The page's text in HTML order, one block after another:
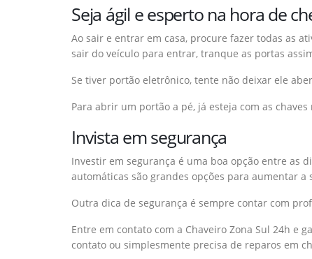
Seja ágil e esperto na hora de
Ao sair e entrar em casa, procure fazer todas as
sair do veículo para entrar, tranque as portas
Se tiver portão eletrônico, tente não deixar ele
Para abrir um portão a pé, já esteja com as
Invista em segurança
Investir em segurança é uma boa opção entre as
automáticas são grandes opções para aumentar a
Outra dica de segurança é sempre contar com
Entre em contato com a Chaveiro Zona Sul 24h e
contato ou simplesmente precisa de reparos em